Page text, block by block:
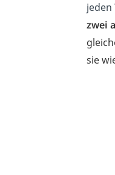
jeden
zwei
sie